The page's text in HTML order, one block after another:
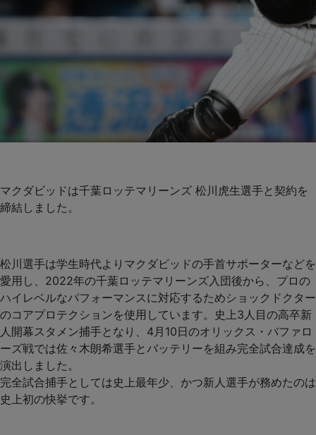
マクダビッドは千葉ロッテマリーンズ 松川虎生選手と契約を
締結しました。
松川選手は学生時代よりマクダビッドの手首サポーターなどを
愛用し、2022年の千葉ロッテマリーンズ入団後から、プロの
ハイレベルなパフォーマンスに対応するためショックドクター
のコアプロテクションを使用しています。史上3人目の高卒新
人開幕スタメン捕手となり、4月10日のオリックス・バファロ
ーズ戦では佐々木朗希選手とバッテリーを組み完全試合達成を
演出しました。
完全試合捕手としては史上最年少、かつ新人選手が務めたのは
史上初の快挙です。